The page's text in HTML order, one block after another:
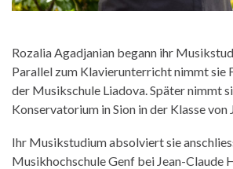
Rozalia Agadjanian begann ihr
Parallel zum Klavierunterricht nimmt sie
der Musikschule Liadova. Später nimmt
Konservatorium in Sion in der Klasse von
Ihr Musikstudium absolviert sie
Musikhochschule Genf bei Jean-Claude